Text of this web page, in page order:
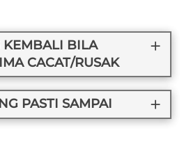
KEMBALI BILA
CACAT/RUSAK
PASTI SAMPAI